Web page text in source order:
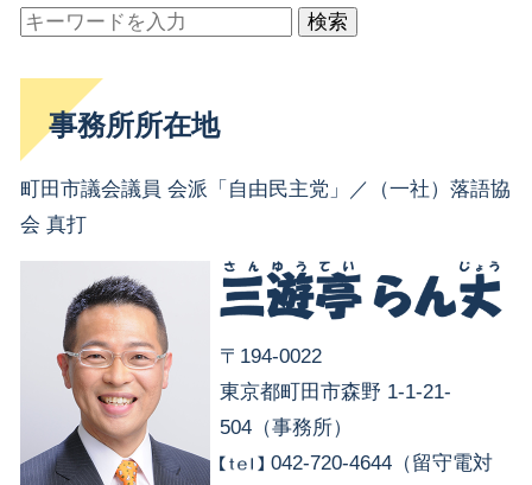
検索
事務所所在地
町田市議会議員 会派「自由民主党」／（一社）落語協
会 真打
〒194-0022
東京都町田市森野 1-1-21-
504（事務所）
042-720-4644（留守電対